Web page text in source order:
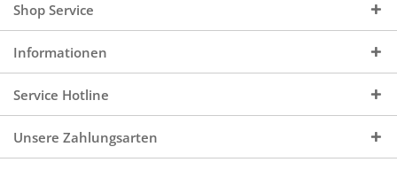
Shop Service
Informationen
Service Hotline
Unsere Zahlungsarten